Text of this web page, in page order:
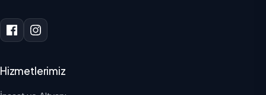
Hizmetlerimiz